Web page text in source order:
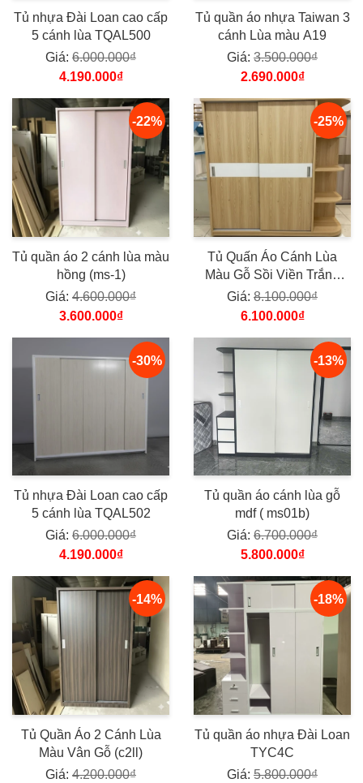
Tủ nhựa Đài Loan cao cấp
5 cánh lùa TQAL500
Giá: 6.000.000₫
4.190.000₫
Tủ quần áo nhựa Taiwan 3
cánh Lùa màu A19
Giá: 3.500.000₫
2.690.000₫
-22%
Tủ quần áo 2 cánh lùa màu
hồng (ms-1)
Giá: 4.600.000₫
3.600.000₫
-25%
Tủ Quấn Áo Cánh Lùa
Màu Gỗ Sồi Viền Trắng
(ms1)
Giá: 8.100.000₫
6.100.000₫
-30%
Tủ nhựa Đài Loan cao cấp
5 cánh lùa TQAL502
Giá: 6.000.000₫
4.190.000₫
-13%
Tủ quần áo cánh lùa gỗ
mdf ( ms01b)
Giá: 6.700.000₫
5.800.000₫
-14%
Tủ Quần Áo 2 Cánh Lùa
Màu Vân Gỗ (c2ll)
Giá: 4.200.000₫
-18%
Tủ quần áo nhựa Đài Loan
TYC4C
Giá: 5.800.000₫